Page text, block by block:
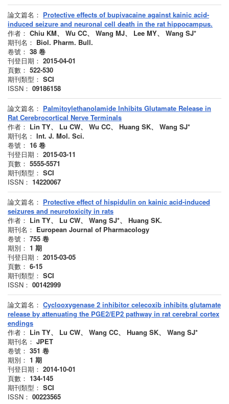
論文篇名： Protective effects of bupivacaine against kainic acid-
induced seizure and neuronal cell death in the rat hippocampus.
作者： Chiu KM、 Wu CC、 Wang MJ、 Lee MY、 Wang SJ*
期刊名： Biol. Pharm. Bull.
卷號： 38 卷
刊登日期： 2015-04-01
頁數： 522-530
期刊類型： SCI
ISSN： 09186158
論文篇名： Palmitoylethanolamide Inhibits Glutamate Release in
Rat Cerebrocortical Nerve Terminals
作者： Lin TY、 Lu CW、 Wu CC、 Huang SK、 Wang SJ*
期刊名： Int. J. Mol. Sci.
卷號： 16 卷
刊登日期： 2015-03-11
頁數： 5555-5571
期刊類型： SCI
ISSN： 14220067
論文篇名： Protective effect of hispidulin on kainic acid-induced
seizures and neurotoxicity in rats
作者： Lin TY、 Lu CW、 Wang SJ*、 Huang SK.
期刊名： European Journal of Pharmacology
卷號： 755 卷
期別： 1 期
刊登日期： 2015-03-05
頁數： 6-15
期刊類型： SCI
ISSN： 00142999
論文篇名： Cyclooxygenase 2 inhibitor celecoxib inhibits glutamate
release by attenuating the PGE2/EP2 pathway in rat cerebral cortex
endings
作者： Lin TY、 Lu CW、 Wang CC、 Huang SK、 Wang SJ*
期刊名： JPET
卷號： 351 卷
期別： 1 期
刊登日期： 2014-10-01
頁數： 134-145
期刊類型： SCI
ISSN： 00223565